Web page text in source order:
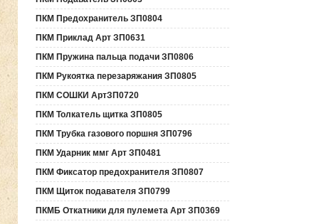
ПКМ Предохранитель ЗП0804
ПКМ Приклад Арт ЗП0631
ПКМ Пружина пальца подачи ЗП0806
ПКМ Рукоятка перезаряжания ЗП0805
ПКМ СОШКИ АртЗП0720
ПКМ Толкатель щитка ЗП0805
ПКМ Трубка газового поршня ЗП0796
ПКМ Ударник ммг Арт ЗП0481
ПКМ Фиксатор предохранителя ЗП0807
ПКМ Щиток подавателя ЗП0799
ПКМБ Откатники для пулемета Арт ЗП0369